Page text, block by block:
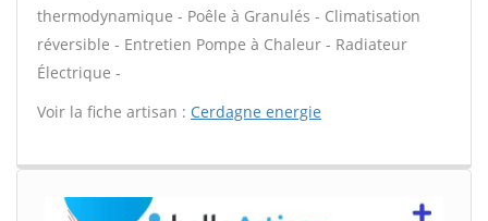
thermodynamique - Poêle à Granulés - Climatisation
réversible - Entretien Pompe à Chaleur - Radiateur
Électrique -
Voir la fiche artisan : Cerdagne energie